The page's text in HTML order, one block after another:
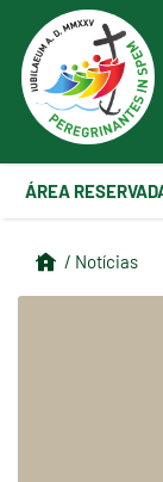
ÁREA
/ Notícias